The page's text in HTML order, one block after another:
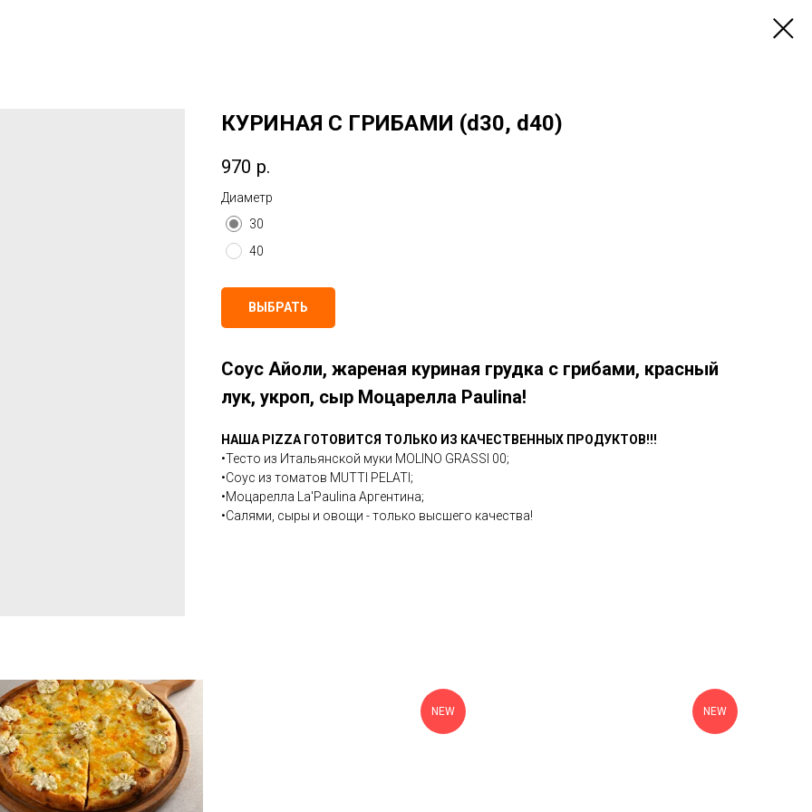
КУРИНАЯ С ГРИБАМИ (d30, d40)
970 р.
Диаметр
30
40
ВЫБРАТЬ
Соус Айоли, жареная куриная грудка с грибами, красный
лук, укроп, сыр Моцарелла Paulina!
НАША PIZZA ГОТОВИТСЯ ТОЛЬКО ИЗ КАЧЕСТВЕННЫХ ПРОДУКТОВ!!!
•Тесто из Итальянской муки MOLINO GRASSI 00;
•Соус из томатов MUTTl PELATI;
•Моцарелла La'Paulina Аргентина;
•Салями, сыры и овощи - только высшего качества!
NEW NEW